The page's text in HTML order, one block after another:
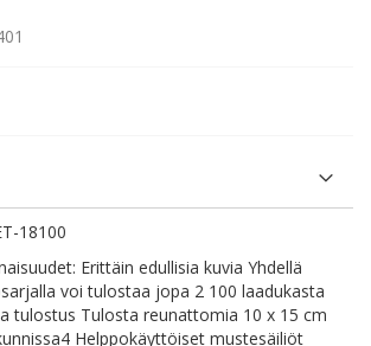
18100
Erittäin edullisia kuvia Yhdellä
voi tulostaa jopa 2 100 laadukasta
tulostus Tulosta reunattomia 10 x 15 cm
Helppokäyttöiset mustesäiliöt